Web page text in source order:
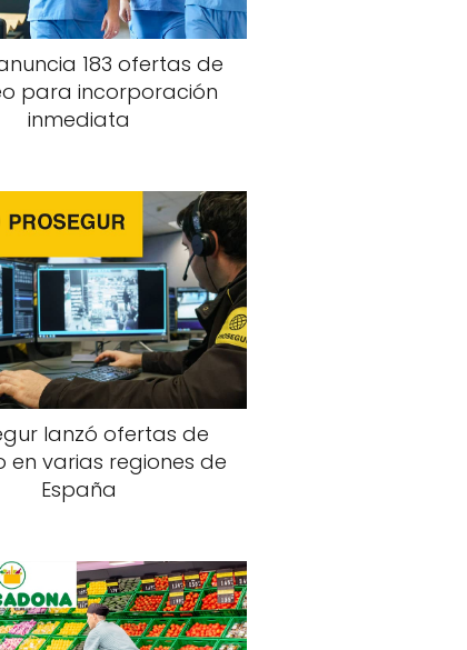
183 ofertas de
para incorporación
inmediata
lanzó ofertas de
en varias regiones de
España